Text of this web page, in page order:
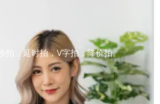
拍，延时拍，V字拍，降价拍。